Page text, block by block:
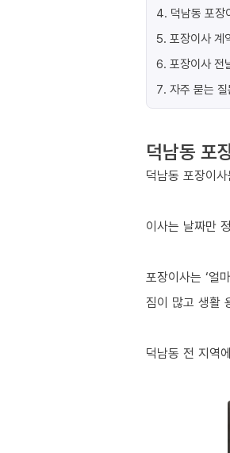
4. 덕남동 포장
5. 포장이사 계
6. 포장이사 전
7. 자주 묻는
덕남동 포
덕남동 포장이
이사는 날짜만
포장이사는 ‘얼
짐이 많고 생활
덕남동 전 지역